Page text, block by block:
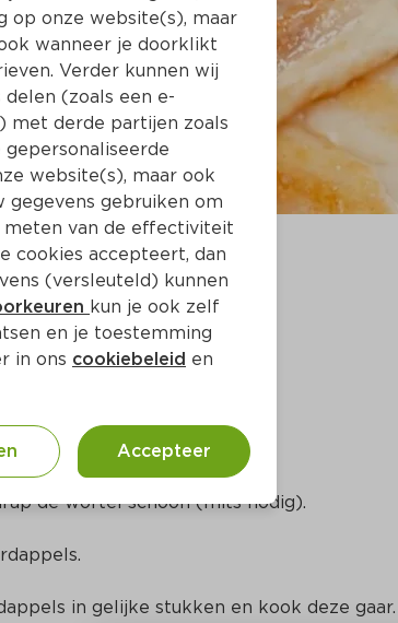
de wortel schoon (mits nodig).
in gelijke stukken en kook deze gaar.
op onze website(s), maar
wanneer je doorklikt
Verder kunnen wij
(zoals een e-
met derde partijen zoals
website(s), maar ook
gegevens gebruiken om
meten van de effectiviteit
cookies accepteert, dan
(versleuteld) kunnen
kun je ook zelf
en je toestemming
in ons cookiebeleid en
Accepteer